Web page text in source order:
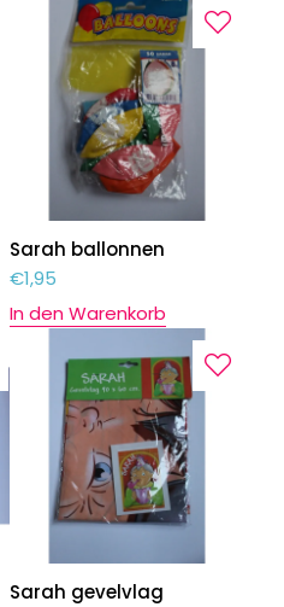
Sarah ballonnen
€1,95
In den Warenkorb
Sarah gevelvlag